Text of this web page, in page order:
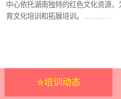
中心依托湖南独特的红色文化资源
育文化培训和拓展培训。…………
✮培训动态